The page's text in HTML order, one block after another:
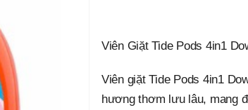
Viên Giặt Tide Pods 4in1
Viên giặt Tide Pods 4in1
hương thơm lưu lâu, mang